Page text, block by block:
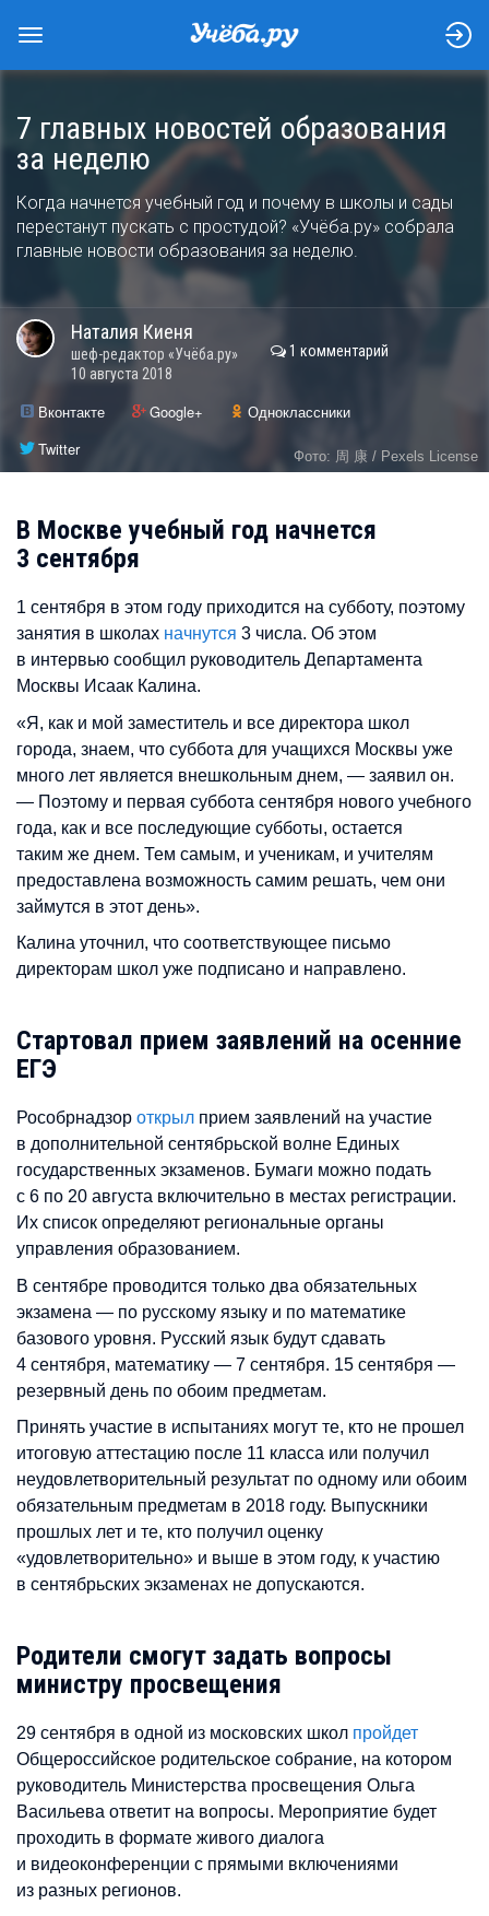
7 главных новостей образования
за неделю
Когда начнется учебный год и почему в школы и сады
перестанут пускать с простудой? «Учёба.ру» собрала
главные новости образования за неделю.
Наталия Киеня
шеф-редактор «Учёба.ру»
10 августа 2018
1 комментарий
Вконтакте Google+
Одноклассники
Twitter
Фото: 周 康 / Pexels License
В Москве учебный год начнется
3 сентября
1 сентября в этом году приходится на субботу, поэтому
занятия в школах начнутся 3 числа. Об этом
в интервью сообщил руководитель Департамента
Москвы Исаак Калина.
«Я, как и мой заместитель и все директора школ
города, знаем, что суббота для учащихся Москвы уже
много лет является внешкольным днем, — заявил он.
— Поэтому и первая суббота сентября нового учебного
года, как и все последующие субботы, остается
таким же днем. Тем самым, и ученикам, и учителям
предоставлена возможность самим решать, чем они
займутся в этот день».
Калина уточнил, что соответствующее письмо
директорам школ уже подписано и направлено.
Стартовал прием заявлений на осенние
ЕГЭ
Рособрнадзор открыл прием заявлений на участие
в дополнительной сентябрьской волне Единых
государственных экзаменов. Бумаги можно подать
с 6 по 20 августа включительно в местах регистрации.
Их список определяют региональные органы
управления образованием.
В сентябре проводится только два обязательных
экзамена — по русскому языку и по математике
базового уровня. Русский язык будут сдавать
4 сентября, математику — 7 сентября. 15 сентября —
резервный день по обоим предметам.
Принять участие в испытаниях могут те, кто не прошел
итоговую аттестацию после 11 класса или получил
неудовлетворительный результат по одному или обоим
обязательным предметам в 2018 году. Выпускники
прошлых лет и те, кто получил оценку
«удовлетворительно» и выше в этом году, к участию
в сентябрьских экзаменах не допускаются.
Родители смогут задать вопросы
министру просвещения
29 сентября в одной из московских школ пройдет
Общероссийское родительское собрание, на котором
руководитель Министерства просвещения Ольга
Васильева ответит на вопросы. Мероприятие будет
проходить в формате живого диалога
и видеоконференции с прямыми включениями
из разных регионов.